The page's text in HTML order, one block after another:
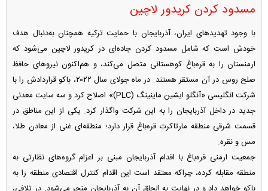
مسدود کردن کریدور لاچین
با وجود تهدید‌های ایران، آذربایجان با حمایت ترکیه همچنان به‌دنبال هدف
خودش است که شامل مسدود کردن جاده‌ای در کریدور لاچین می‌شود که
ارمنستان را به قره‌باغ کوهستانی متصل می‌کند، و هم‌اکنون نیرو‌های حافظ
صلح روس در آن مستقر هستند. در ماه جولای سال ۲۰۲۲، باکو قراردادش را با
شرکت انگلیسی «آنگلو ایشین ماینینگ (PLC)» اصلاح کرد و سه سایت معدنی
جدید در داخل آذربایجان را به این شرکت واگذار کرد. یکی از این مناطق در
قسمت شرقی منطقه مارتاکرت قره‌باغ قرار دارد؛ منطقه‌ای غنی از معادن طلا،
مس و نقره.
جمعیت ارمنی قره‌باغ با اقدام آذربایجان مبنی بر اعزام گروه‌های نظارتی به
منطقه مقابله کرده، چرا‌که معتقد است این اقدام کنترل اقتصادی منطقه را به